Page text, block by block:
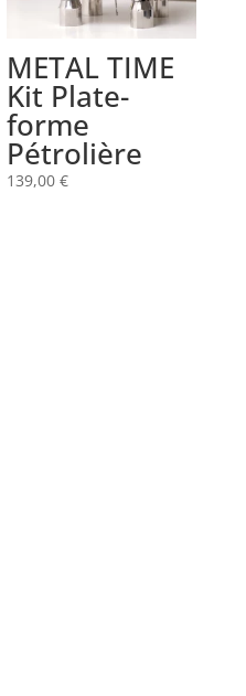
METAL TIME
Kit Plate-
forme
Pétrolière
139,00€